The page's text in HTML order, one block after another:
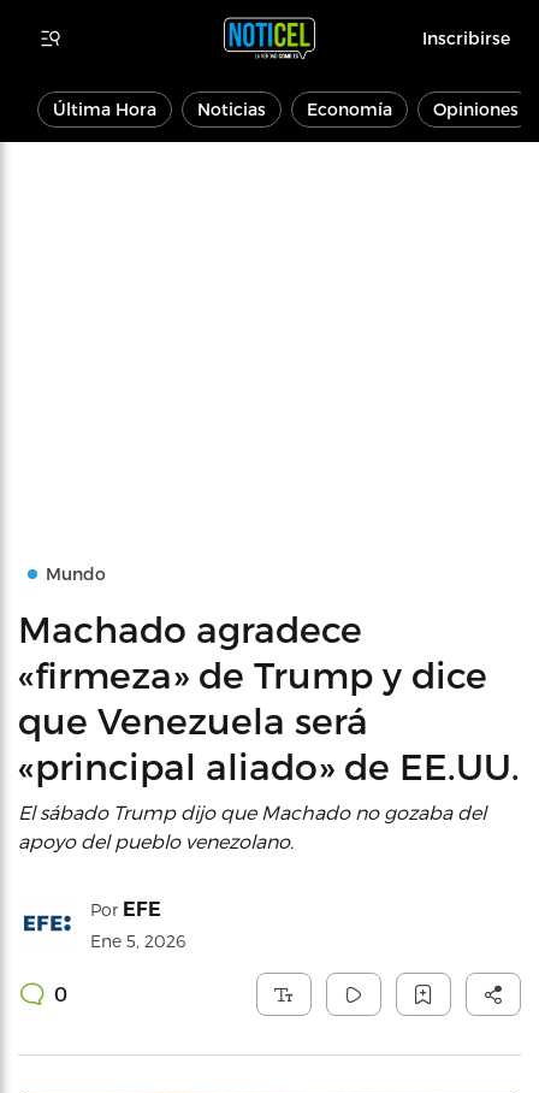
Inscribirse
Última Hora Noticias Economía Opiniones
Mundo
Machado agradece
«firmeza» de Trump y dice
que Venezuela será
«principal aliado» de EE.UU.
El sábado Trump dijo que Machado no gozaba del
apoyo del pueblo venezolano.
Por EFE
Ene 5, 2026
0